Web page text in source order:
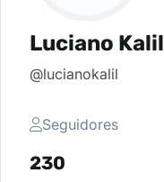
Luciano Kalil
@lucianokalil
Seguidores
230